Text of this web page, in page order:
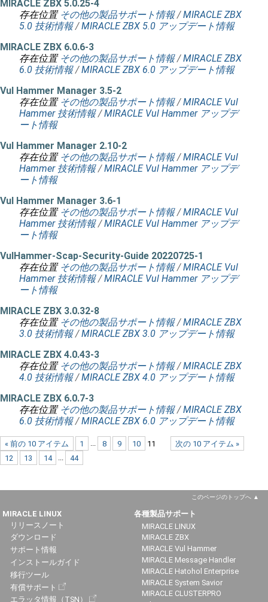
MIRACLE ZBX 5.0.25-4
存在位置 その他の製品サポート情報 /MIRACLE ZBX
5.0 技術情報 /MIRACLE ZBX 5.0 アップデート情報
MIRACLE ZBX 6.0.6-3
存在位置 その他の製品サポート情報 /MIRACLE ZBX
6.0 技術情報 /MIRACLE ZBX 6.0 アップデート情報
Vul Hammer Manager 3.5-2
存在位置 その他の製品サポート情報 /MIRACLE Vul
Hammer 技術情報 /MIRACLE Vul Hammer アップデ
ート情報
Vul Hammer Manager 2.10-2
存在位置 その他の製品サポート情報 /MIRACLE Vul
Hammer 技術情報 /MIRACLE Vul Hammer アップデ
ート情報
Vul Hammer Manager 3.6-1
存在位置 その他の製品サポート情報 /MIRACLE Vul
Hammer 技術情報 /MIRACLE Vul Hammer アップデ
ート情報
VulHammer-Scap-Security-Guide 20220725-1
存在位置 その他の製品サポート情報 /MIRACLE Vul
Hammer 技術情報 /MIRACLE Vul Hammer アップデ
ート情報
MIRACLE ZBX 3.0.32-8
存在位置 その他の製品サポート情報 /MIRACLE ZBX
3.0 技術情報 /MIRACLE ZBX 3.0 アップデート情報
MIRACLE ZBX 4.0.43-3
存在位置 その他の製品サポート情報 /MIRACLE ZBX
4.0 技術情報 /MIRACLE ZBX 4.0 アップデート情報
MIRACLE ZBX 6.0.7-3
存在位置 その他の製品サポート情報 /MIRACLE ZBX
6.0 技術情報 /MIRACLE ZBX 6.0 アップデート情報
« 前の 10 アイテム 次の 10 アイテム »
1 ... 8 9 10
11
12
13 14 ... 44
このページのトップへ
MIRACLE LINUX
リリースノート
ダウンロード
サポート情報
インストールガイド
移行ツール
有償サポート
エラッタ情報（TSN）
各種製品サポート
MIRACLE LINUX
MIRACLE ZBX
MIRACLE Vul Hammer
MIRACLE Message Handler
MIRACLE Hatohol Enterprise
MIRACLE System Savior
MIRACLE CLUSTERPRO